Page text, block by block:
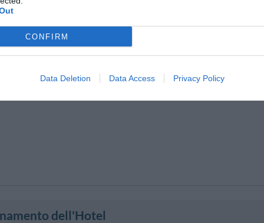
CONFIRM
Data Deletion Data Access Privacy Policy
dell'Hotel